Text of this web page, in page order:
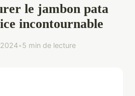
le jambon pata
incontournable
•5 min de lecture